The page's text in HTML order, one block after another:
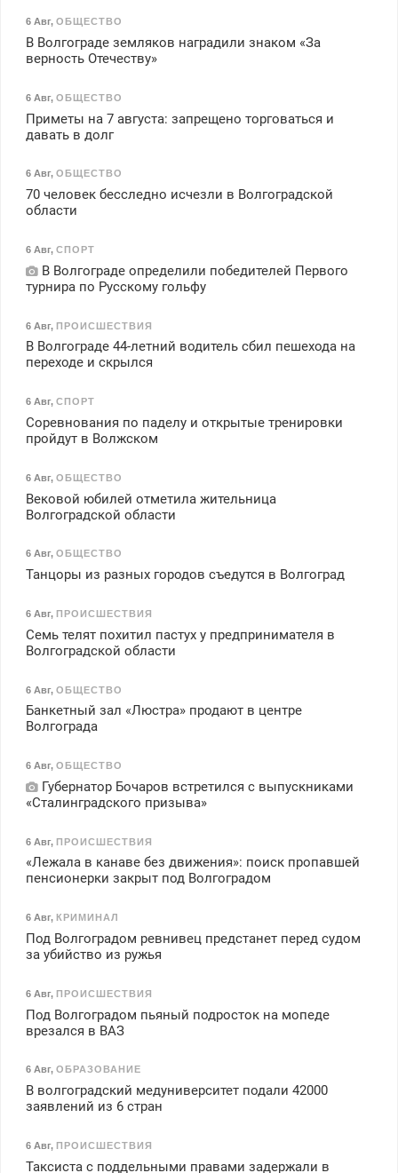
6 Авг, ОБЩЕСТВО
В Волгограде земляков наградили знаком «За
верность Отечеству»
6 Авг, ОБЩЕСТВО
Приметы на 7 августа: запрещено торговаться и
давать в долг
6 Авг, ОБЩЕСТВО
70 человек бесследно исчезли в Волгоградской
области
6 Авг, СПОРТ
В Волгограде определили победителей Первого
турнира по Русскому гольфу
6 Авг, ПРОИСШЕСТВИЯ
В Волгограде 44-летний водитель сбил пешехода на
переходе и скрылся
6 Авг, СПОРТ
Соревнования по паделу и открытые тренировки
пройдут в Волжском
6 Авг, ОБЩЕСТВО
Вековой юбилей отметила жительница
Волгоградской области
6 Авг, ОБЩЕСТВО
Танцоры из разных городов съедутся в Волгоград
6 Авг, ПРОИСШЕСТВИЯ
Семь телят похитил пастух у предпринимателя в
Волгоградской области
6 Авг, ОБЩЕСТВО
Банкетный зал «Люстра» продают в центре
Волгограда
6 Авг, ОБЩЕСТВО
Губернатор Бочаров встретился с выпускниками
«Сталинградского призыва»
6 Авг, ПРОИСШЕСТВИЯ
«Лежала в канаве без движения»: поиск пропавшей
пенсионерки закрыт под Волгоградом
6 Авг, КРИМИНАЛ
Под Волгоградом ревнивец предстанет перед судом
за убийство из ружья
6 Авг, ПРОИСШЕСТВИЯ
Под Волгоградом пьяный подросток на мопеде
врезался в ВАЗ
6 Авг, ОБРАЗОВАНИЕ
В волгоградский медуниверситет подали 42000
заявлений из 6 стран
6 Авг, ПРОИСШЕСТВИЯ
Таксиста с поддельными правами задержали в